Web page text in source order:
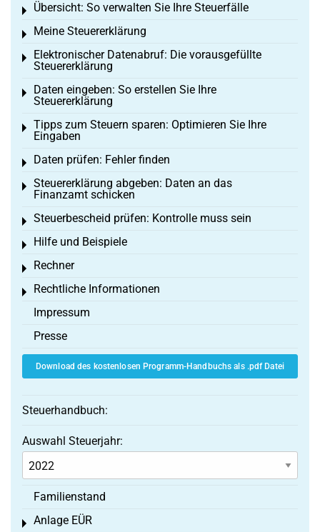
Übersicht: So verwalten Sie Ihre Steuerfälle
Toggle menu
Meine Steuererklärung
Toggle menu
Elektronischer Datenabruf: Die vorausgefüllte
Steuererklärung
Toggle menu
Daten eingeben: So erstellen Sie Ihre
Steuererklärung
Toggle menu
Tipps zum Steuern sparen: Optimieren Sie Ihre
Eingaben
Toggle menu
Daten prüfen: Fehler finden
Toggle menu
Steuererklärung abgeben: Daten an das
Finanzamt schicken
Toggle menu
Steuerbescheid prüfen: Kontrolle muss sein
Toggle menu
Hilfe und Beispiele
Toggle menu
Rechner
Toggle menu
Rechtliche Informationen
Toggle menu
Impressum
Presse
Download des kostenlosen Programm-Handbuchs als .pdf Datei
Steuerhandbuch:
Auswahl Steuerjahr:
Familienstand
Anlage EÜR
Toggle menu